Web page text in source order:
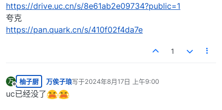
https://drive.uc.cn/s/8e61ab2e09734?public=1
夸克
https://pan.quark.cn/s/410f02f4da7e
1
万
离线
柚子厨 万俟子琅写于2024年8月17日 上午9:00
最后由 编辑
uc已经没了